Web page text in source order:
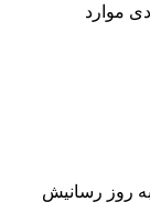
موارد
به روز رسانیش